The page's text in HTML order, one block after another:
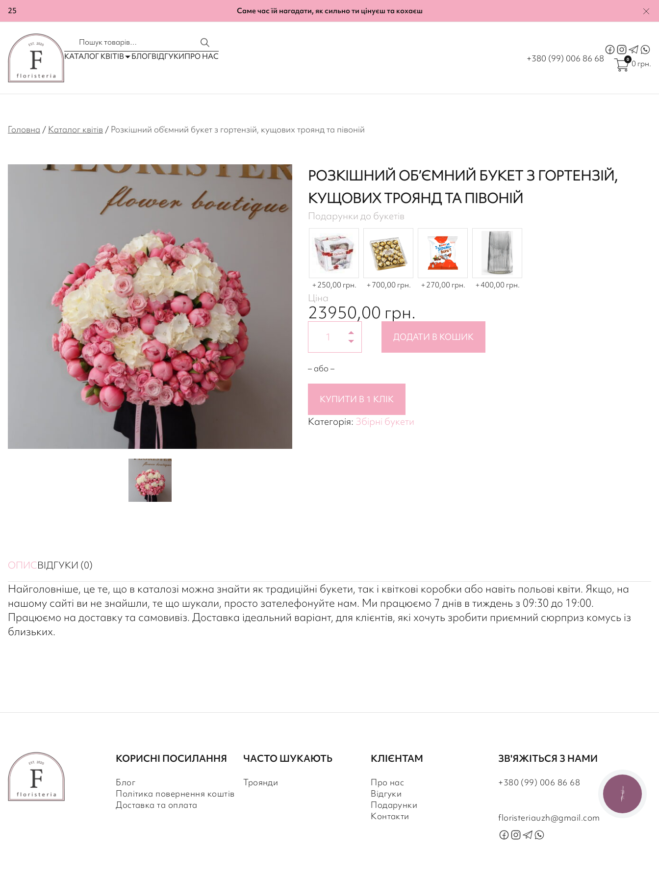
25 Саме час їй нагадати, як сильно ти цінуєш та кохаєш
КОНТАКТИ РЄСТРАЦІЯ
КАТАЛОГ КВІТІВ БЛОГВІДГУКИПРО НАС +380 (99) 006 86 68 0 0 грн.
Головна / Каталог квітів / Розкішний об’ємний букет з гортензій, кущових троянд та півоній
РОЗКІШНИЙ ОБ’ЄМНИЙ БУКЕТ З ГОРТЕНЗІЙ,
КУЩОВИХ ТРОЯНД ТА ПІВОНІЙ
Подарунки до букетів
250,00 грн. 700,00 грн. 270,00 грн. 400,00 грн.
Ціна
23950,00 грн.
ДОДАТИ В КОШИК
– або –
КУПИТИ В 1 КЛІК
Категорія: Збірні букети
ОПИСВІДГУКИ (0)
Найголовніше, це те, що в каталозі можна знайти як традиційні букети, так і квіткові коробки або навіть польові квіти. Якщо, на
нашому сайті ви не знайшли, те що шукали, просто зателефонуйте нам. Ми працюємо 7 днів в тиждень з 09:30 до 19:00.
Працюємо на доставку та самовивіз. Доставка ідеальний варіант, для клієнтів, які хочуть зробити приємний сюрприз комусь із
близьких.
КОРИСНІ ПОСИЛАННЯ
Блог
Політика повернення коштів
Доставка та оплата
ЧАСТО ШУКАЮТЬ
Троянди
КЛІЄНТАМ
Про нас
Відгуки
Подарунки
Контакти
ЗВ'ЯЖІТЬСЯ З НАМИ
+380 (99) 006 86 68
floristeriauzh@gmail.com
КНОПКА
ЗВ'ЯЗКУ